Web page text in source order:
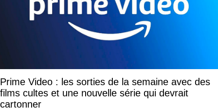
Prime Video : les sorties de la semaine avec des
films cultes et une nouvelle série qui devrait
cartonner